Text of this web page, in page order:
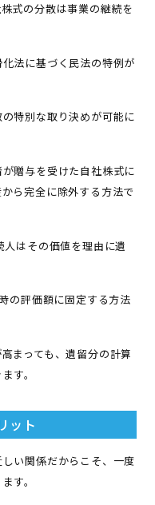
式の分散は事業の継続を
法に基づく民法の特例が
特別な取り決めが可能に
贈与を受けた自社株式に
ら完全に除外する方法で
はその価値を理由に遺
の評価額に固定する方法
まっても、遺留分の計算
す。
ット
い関係だからこそ、一度
す。